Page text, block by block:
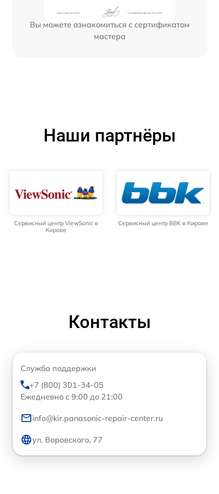
Вы можете ознакомиться с сертификатом
мастера
Наши партнёры
Сервисный центр ViewSonic в
Кирове
Сервисный центр BBK в Кирове
Контакты
Служба поддержки
+7 (800) 301-34-05
Ежедневно с 9:00 до 21:00
info@kir.panasonic-repair-center.ru
ул. Воровского, 77